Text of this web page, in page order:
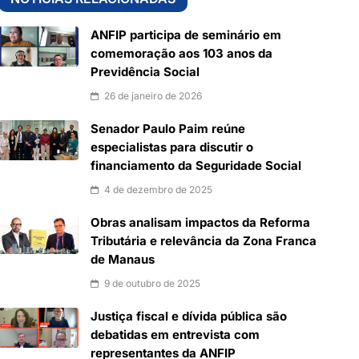
ANFIP participa de seminário em
comemoração aos 103 anos da
Previdência Social
26 de janeiro de 2026
Senador Paulo Paim reúne
especialistas para discutir o
financiamento da Seguridade Social
4 de dezembro de 2025
Obras analisam impactos da Reforma
Tributária e relevância da Zona Franca
de Manaus
9 de outubro de 2025
Justiça fiscal e dívida pública são
debatidas em entrevista com
representantes da ANFIP